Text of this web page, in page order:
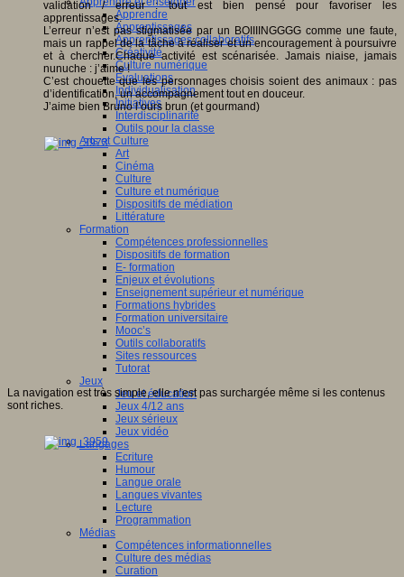
Apprendre
Apprentissages
Apprentissages collaboratifs
Créativité
Culture numérique
Evaluations
Individualisation
Initiatives
Interdisciplinarité
Outils pour la classe
Arts et Culture
Art
Cinéma
Culture
Culture et numérique
Dispositifs de médiation
Littérature
Formation
Compétences professionnelles
Dispositifs de formation
E- formation
Enjeux et évolutions
Enseignement supérieur et numérique
Formations hybrides
Formation universitaire
Mooc’s
Outils collaboratifs
Sites ressources
Tutorat
Jeux
Jeu et éducation
Jeux 4/12 ans
Jeux sérieux
Jeux vidéo
Langages
Ecriture
Humour
Langue orale
Langues vivantes
Lecture
Programmation
Médias
Compétences informationnelles
Culture des médias
Curation
validation / erreur : tout est bien pensé pour favoriser les
apprentissages.
L’erreur n’est pas stigmatisée par un BOIIIINGGGG comme une faute,
mais un rappel de la tâche à réaliser et un encouragement à poursuivre
et à chercher.Chaque activité est scénarisée. Jamais niaise, jamais
nunuche : j’aime !
C’est chouette que les personnages choisis soient des animaux : pas
d’identification, un accompagnement tout en douceur.
J’aime bien Bruno l’ours brun (et gourmand)
La navigation est très simple, elle n’est pas surchargée même si les contenus
sont riches.